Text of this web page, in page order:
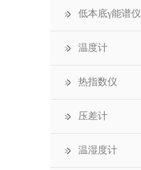
低本底γ能谱仪
温度计
热指数仪
压差计
温湿度计